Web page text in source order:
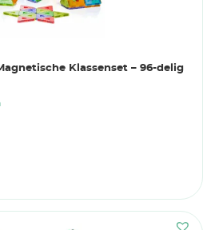
Klassenset – 96-delig